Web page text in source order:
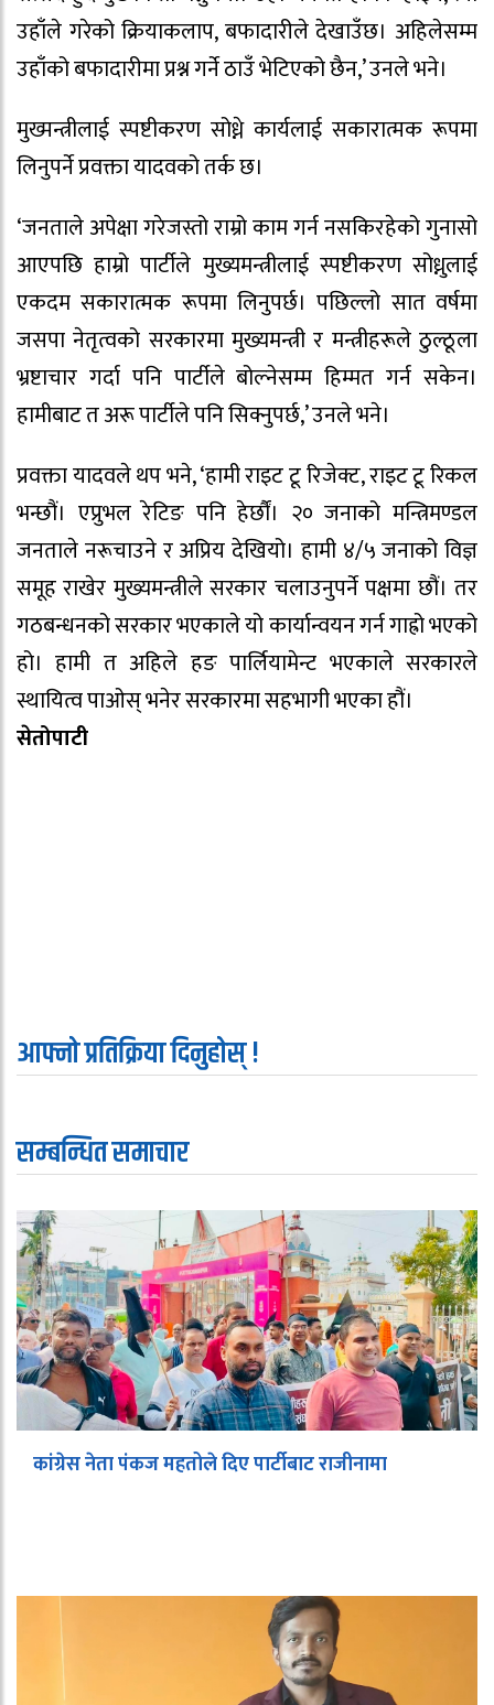
उहाँले गरेको क्रियाकलाप, बफादारीले देखाउँछ। अहिलेसम्म
उहाँको बफादारीमा प्रश्न गर्ने ठाउँ भेटिएको छैन,’ उनले भने।
मुख्मन्त्रीलाई स्पष्टीकरण सोध्ने कार्यलाई सकारात्मक रूपमा
लिनुपर्ने प्रवक्ता यादवको तर्क छ।
‘जनताले अपेक्षा गरेजस्तो राम्रो काम गर्न नसकिरहेको गुनासो
आएपछि हाम्रो पार्टीले मुख्यमन्त्रीलाई स्पष्टीकरण सोध्नुलाई
एकदम सकारात्मक रूपमा लिनुपर्छ। पछिल्लो सात वर्षमा
जसपा नेतृत्वको सरकारमा मुख्यमन्त्री र मन्त्रीहरूले ठुल्ठूला
भ्रष्टाचार गर्दा पनि पार्टीले बोल्नेसम्म हिम्मत गर्न सकेन।
हामीबाट त अरू पार्टीले पनि सिक्नुपर्छ,’ उनले भने।
प्रवक्ता यादवले थप भने, ‘हामी राइट टू रिजेक्ट, राइट टू रिकल
भन्छौं। एप्रुभल रेटिङ पनि हेर्छौं। २० जनाको मन्त्रिमण्डल
जनताले नरूचाउने र अप्रिय देखियो। हामी ४/५ जनाको विज्ञ
समूह राखेर मुख्यमन्त्रीले सरकार चलाउनुपर्ने पक्षमा छौं। तर
गठबन्धनको सरकार भएकाले यो कार्यान्वयन गर्न गाह्रो भएको
हो। हामी त अहिले हङ पार्लियामेन्ट भएकाले सरकारले
स्थायित्व पाओस् भनेर सरकारमा सहभागी भएका हौं।
सेतोपाटी
आफ्नो प्रतिक्रिया दिनुहोस् !
सम्बन्धित समाचार
कांग्रेस नेता पंकज महतोले दिए पार्टीबाट राजीनामा